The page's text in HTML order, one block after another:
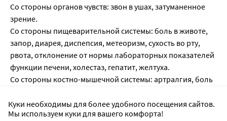
Со стороны органов чувств: звон в ушах, затуманенное
зрение.
Со стороны пищеварительной системы: боль в животе,
запор, диарея, диспепсия, метеоризм, сухость во рту,
рвота, отклонение от нормы лабораторных показателей
функции печени, холестаз, гепатит, желтуха.
Со стороны костно-мышечной системы: артралгия, боль
миалгия.
Со стороны ЦНС и периферической нервной системы:
Куки необходимы для более удобного посещения сайтов.
Мы используем куки для вашего комфорта!